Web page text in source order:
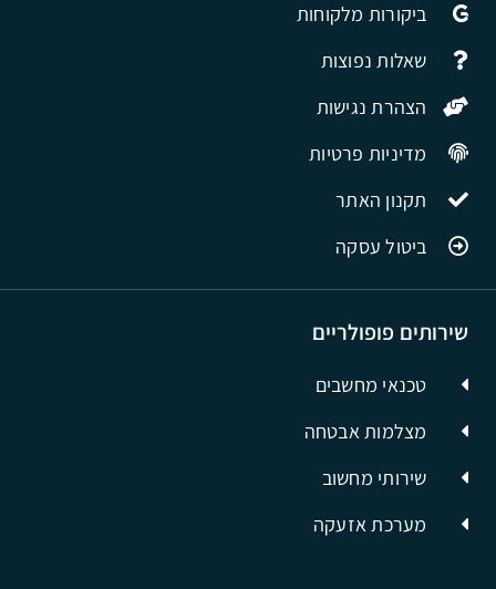
שירותים פופולריים
טכנאי מחשבים
מצלמות אבטחה
שירותי מחשוב
מערכת אזעקה
ביקורות מלקוחות
שאלות נפוצות
הצהרת נגישות
מדיניות פרטיות
תקנון האתר
ביטול עסקה